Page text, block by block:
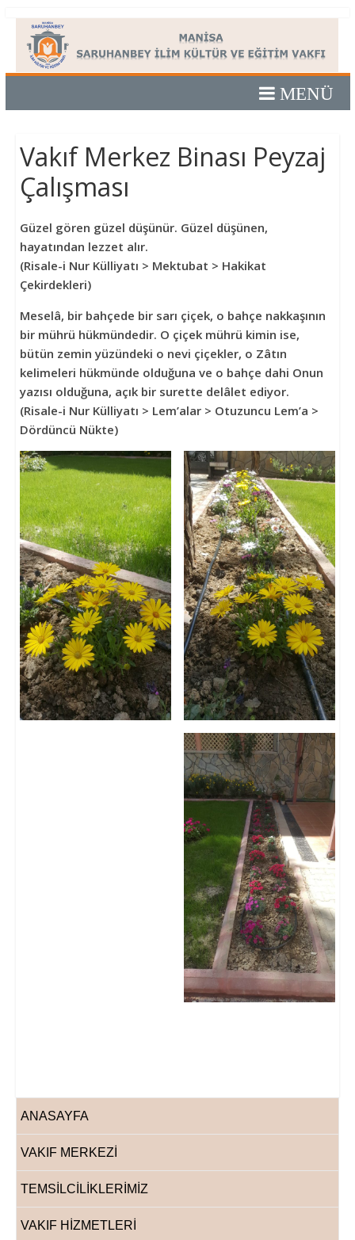
Skip
content
Manisa
Saruhanbey
İlim
Kültür
ve
Eğitim
Vakfı
Manisa
Saruhanbey
İlim
Kültür
ve
Eğitim
Vakıf Merkez Binası Peyzaj
Çalışması
Güzel gören güzel düşünür. Güzel düşünen,
hayatından lezzet alır.
(Risale-i Nur Külliyatı > Mektubat > Hakikat
Çekirdekleri)
Meselâ, bir bahçede bir sarı çiçek, o bahçe nakkaşının
bir mührü hükmündedir. O çiçek mührü kimin ise,
bütün zemin yüzündeki o nevi çiçekler, o Zâtın
kelimeleri hükmünde olduğuna ve o bahçe dahi Onun
yazısı olduğuna, açık bir surette delâlet ediyor.
(Risale-i Nur Külliyatı > Lem’alar > Otuzuncu Lem’a >
Dördüncü Nükte)
ANASAYFA
VAKIF MERKEZİ
TEMSİLCİLİKLERİMİZ
VAKIF HİZMETLERİ